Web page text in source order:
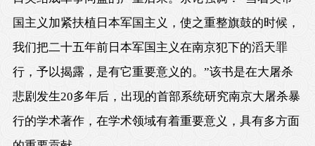
国主义加紧扶植日本军国主义，使之重整旗鼓的时候，
我们把二十五年前日本军国主义在南京犯下的滔天罪
行，予以揭露，是有它重要意义的。”该书是在大屠杀
悲剧发生20多年后，出现的首部系统研究南京大屠杀暴
行的学术著作，在学术领域有着重要意义，具有多方面